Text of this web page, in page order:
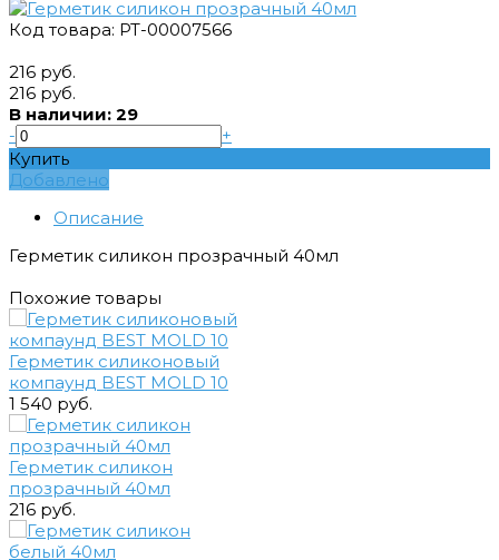
Код товара: РТ-00007566
216 руб.
216 руб.
В наличии: 29
-
+
Купить
Добавлено
Описание
Герметик силикон прозрачный 40мл
Похожие товары
Герметик силиконовый
компаунд BEST MOLD 10
1 540 руб.
Герметик силикон
прозрачный 40мл
216 руб.